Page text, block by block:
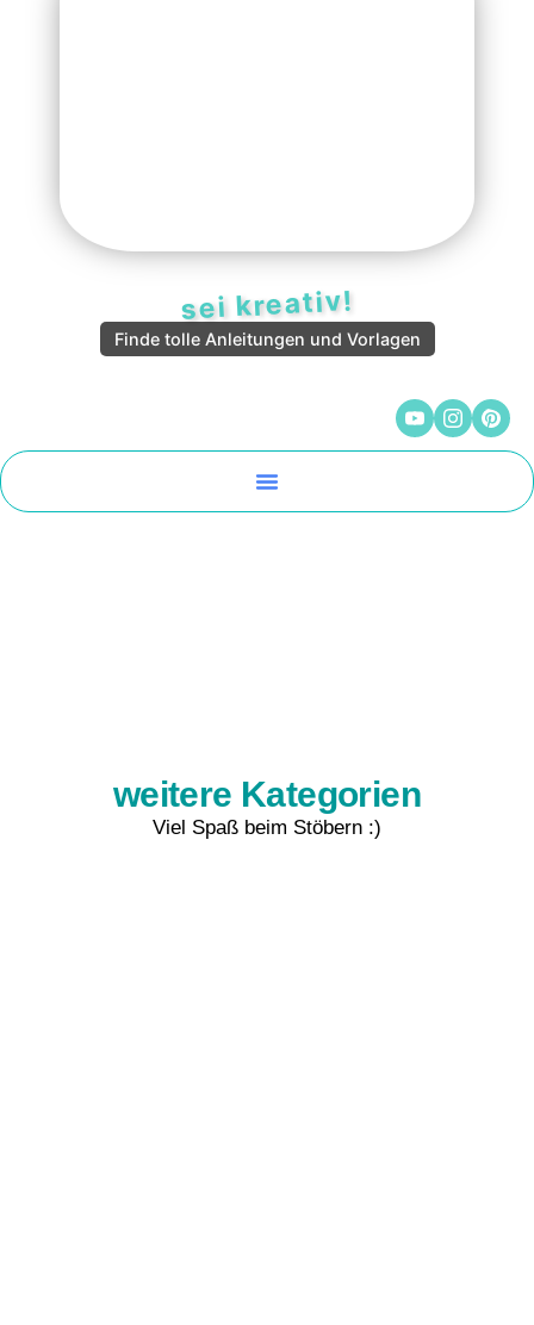
sei kreativ!
Finde tolle Anleitungen und Vorlagen
weitere Kategorien
Viel Spaß beim Stöbern :)